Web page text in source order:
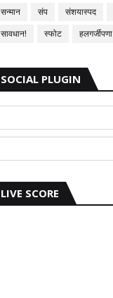
सन्मान
संप संशयास्पद
सावधान!
स्फोट हलगर्जीपणा
SOCIAL PLUGIN
LIVE SCORE